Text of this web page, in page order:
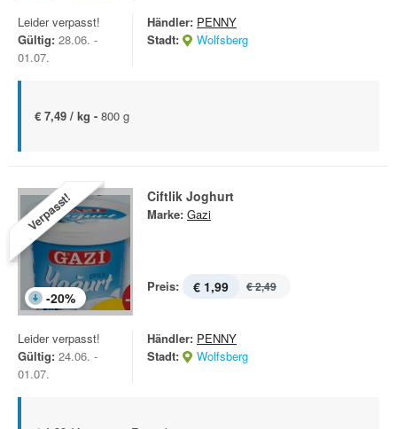
Leider verpasst!
Gültig: 28.06. -
01.07.
Händler: PENNY
Stadt:
Wolfsberg
€ 7,49 / kg - 800 g
Verpasst!
-20%
Ciftlik Joghurt
Marke: Gazi
Preis: € 1,99 € 2,49
Leider verpasst!
Gültig: 24.06. -
01.07.
Händler: PENNY
Stadt:
Wolfsberg